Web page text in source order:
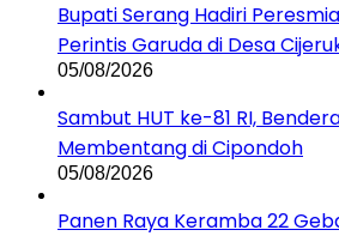
Bupati Serang Hadiri
Perintis Garuda di Desa
05/08/2026
Sambut HUT ke-81 RI,
Membentang di Cipondoh
05/08/2026
Panen Raya Keramba 22